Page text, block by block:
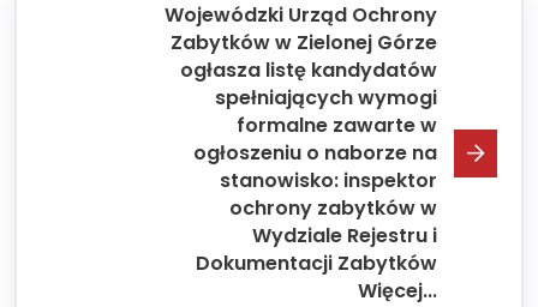
Wojewódzki Urząd Ochrony
Zabytków w Zielonej Górze
ogłasza listę kandydatów
spełniających wymogi
formalne zawarte w
ogłoszeniu o naborze na
stanowisko: inspektor
ochrony zabytków w
Wydziale Rejestru i
Dokumentacji Zabytków
Więcej...